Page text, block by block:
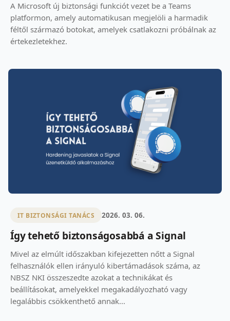
A Microsoft új biztonsági funkciót vezet be a Teams
platformon, amely automatikusan megjelöli a harmadik
féltől származó botokat, amelyek csatlakozni próbálnak az
értekezletekhez.
IT BIZTONSÁGI TANÁCS 2026. 03. 06.
Így tehető biztonságosabbá a Signal
Mivel az elmúlt időszakban kifejezetten nőtt a Signal
felhasználók ellen irányuló kibertámadások száma, az
NBSZ NKI összeszedte azokat a technikákat és
beállításokat, amelyekkel megakadályozható vagy
legalábbis csökkenthető annak...